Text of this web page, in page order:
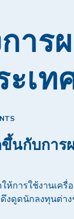
าร
เท
นกับการ
การใช้งานเครื่
งดูดนักลงทุนต่า